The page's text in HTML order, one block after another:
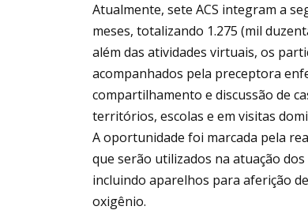
Atualmente, sete ACS integram a
meses, totalizando 1.275 (mil
além das atividades virtuais, os
acompanhados pela preceptora
compartilhamento e discussão de
territórios, escolas e em visitas
A oportunidade foi marcada pela
que serão utilizados na atuação
incluindo aparelhos para aferição
oxigênio.